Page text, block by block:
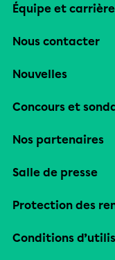
Équipe et
Nous contacter
Nouvelles
Concours et
Nos partenaires
Salle de presse
Protection des
Conditions